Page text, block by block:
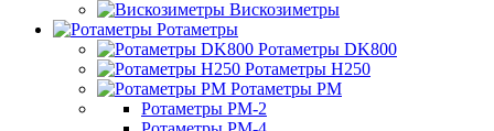
Вискозиметры
Ротаметры
Ротаметры DK800
Ротаметры H250
Ротаметры РМ
Ротаметры РМ-2